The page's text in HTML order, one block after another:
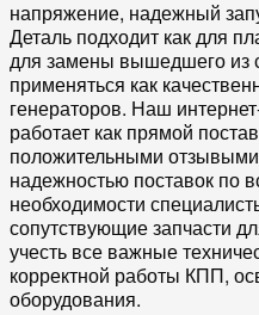
напряжение, надежный
Деталь подходит как для
для замены вышедшего из
применяться как
генераторов. Наш
работает как прямой
положительными отзывы
надежностью поставок по
необходимости
сопутствующиезапчасти
учесть все важные
корректной работы КПП,
оборудования.